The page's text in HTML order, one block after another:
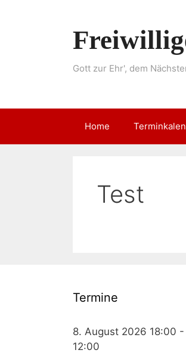
Gott zur Ehr', dem
Home
Test
Termine
8. August 2026 18:00
12:00